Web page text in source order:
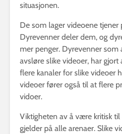
situasjonen.
De som lager videoene
Dyrevenner deler dem, og
mer penger. Dyrevenner som
avsløre slike videoer, har
flere kanaler for slike videoer
videoer fører også til at flere
vidoer.
Viktigheten av å være kritisk til
gjelder på alle arenaer. Slike